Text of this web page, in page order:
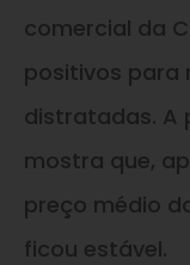
comercial da
positivos para
distratadas. A
mostra que,
preço médio
ficou estável.